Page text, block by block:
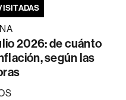
2026: de cuánto
según las